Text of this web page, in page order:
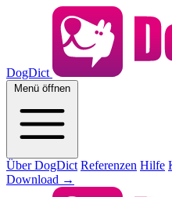
DogDict
Menü öffnen
Über DogDict Referenzen Hilfe
Download →